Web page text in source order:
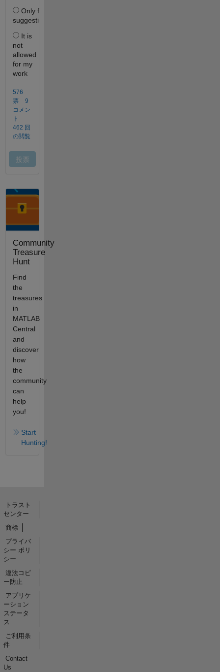
Community
Treasure
Hunt
Find
the
treasures
in
MATLAB
Central
and
discover
how
the
community
can
help
you!
Start
Hunting!
トラスト
センター
商標
プライバ
シー ポリ
シー
違法コピ
ー防止
アプリケ
ーション
ステータ
ス
ご利用条
件
Contact
Us